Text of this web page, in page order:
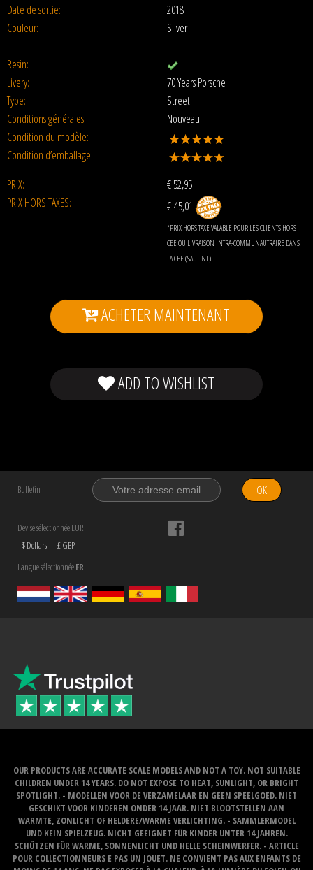
Date de sortie:
2018
Couleur:
Silver
Resin:
Livery:
70 Years Porsche
Type:
Street
Conditions générales:
Nouveau
Condition du modèle:
Condition d’emballage:
PRIX:
€52,95
PRIX HORS TAXES:
€ 45,01
*PRIX HORS TAXE VALABLE POUR LES CLIENTS HORS
CEE OU LIVRAISON INTRA-COMMUNAUTRAIRE DANS
LA CEE (SAUF NL)
ACHETER MAINTENANT
ADD TO WISHLIST
Bulletin OK
Devise sélectionnée EUR
$ Dollars
£ GBP
Langue sélectionnéeFR
OUR PRODUCTS ARE ACCURATE SCALE MODELS AND NOT A TOY. NOT SUITABLE
CHILDREN UNDER 14 YEARS. DO NOT EXPOSE TO HEAT, SUNLIGHT, OR BRIGHT
SPOTLIGHT. - MODELLEN VOOR DE VERZAMELAAR EN GEEN SPEELGOED. NIET
GESCHIKT VOOR KINDEREN ONDER 14 JAAR. NIET BLOOTSTELLEN AAN
WARMTE, ZONLICHT OF HELDERE/WARME VERLICHTING. - SAMMLERMODEL
UND KEIN SPIELZEUG. NICHT GEEIGNET FÜR KINDER UNTER 14 JAHREN.
SCHÜTZEN FÜR WARME, SONNENLICHT UND HELLE SCHEINWERFER. - ARTICLE
POUR COLLECTIONNEURS E PAS UN JOUET. NE CONVIENT PAS AUX ENFANTS DE